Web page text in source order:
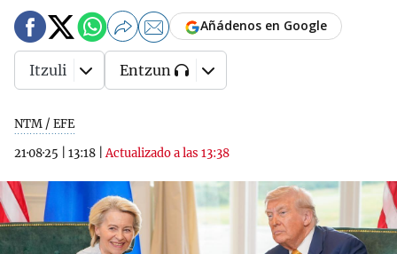
NTM / EFE
21·08·25
13:18 |Actualizado a las 13:38
Añádenos en Google
Itzuli Entzun